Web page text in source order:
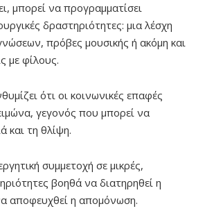
μπορεί να προγραμματίσει
δραστηριότητες: μια λέσχη
πρόβες μουσικής ή ακόμη και
με φίλους.
ότι οι κοινωνικές επαφές
γεγονός που μπορεί να
και τη θλίψη.
συμμετοχή σε μικρές,
βοηθά να διατηρηθεί η
αποφευχθεί η απομόνωση.